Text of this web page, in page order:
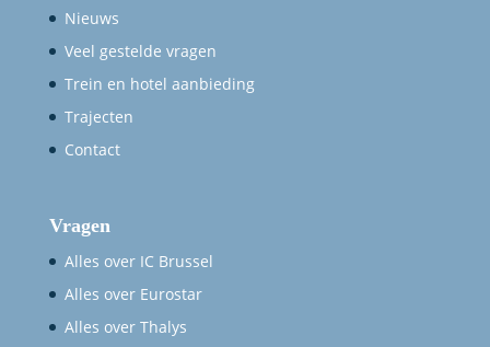
Nieuws
Veel gestelde vragen
Trein en hotel aanbieding
Trajecten
Contact
Vragen
Alles over IC Brussel
Alles over Eurostar
Alles over Thalys